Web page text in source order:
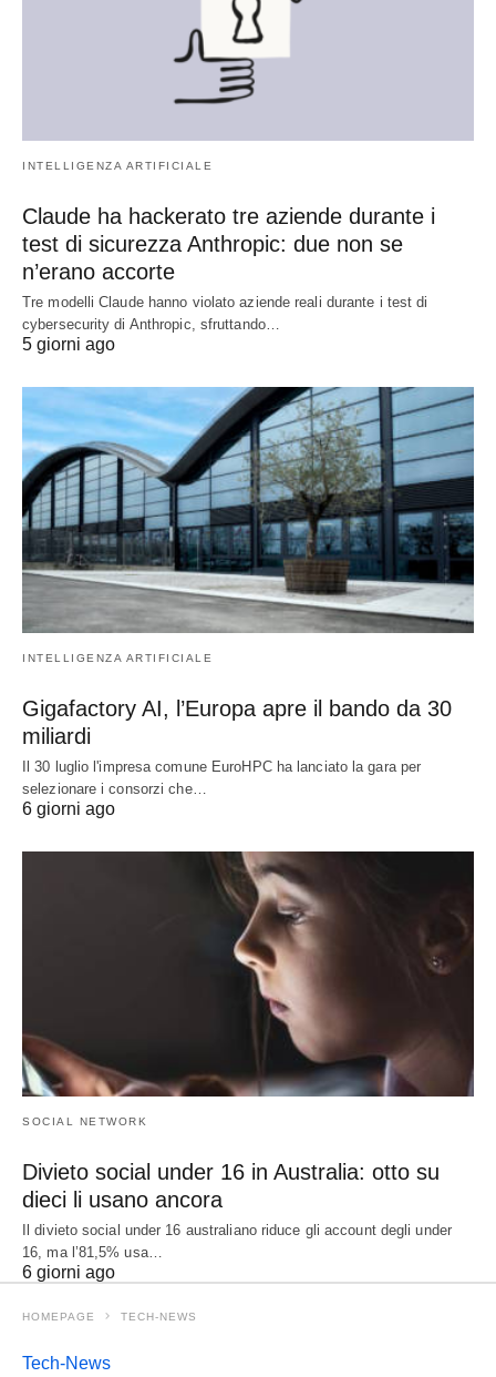
INTELLIGENZA ARTIFICIALE
Claude ha hackerato tre aziende durante i
test di sicurezza Anthropic: due non se
n’erano accorte
Tre modelli Claude hanno violato aziende reali durante i test di
cybersecurity di Anthropic, sfruttando…
5 giorni ago
INTELLIGENZA ARTIFICIALE
Gigafactory AI, l’Europa apre il bando da 30
miliardi
Il 30 luglio l'impresa comune EuroHPC ha lanciato la gara per
selezionare i consorzi che…
6 giorni ago
SOCIAL NETWORK
Divieto social under 16 in Australia: otto su
dieci li usano ancora
Il divieto social under 16 australiano riduce gli account degli under
16, ma l’81,5% usa…
6 giorni ago